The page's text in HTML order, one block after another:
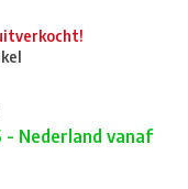
- Nederland vanaf